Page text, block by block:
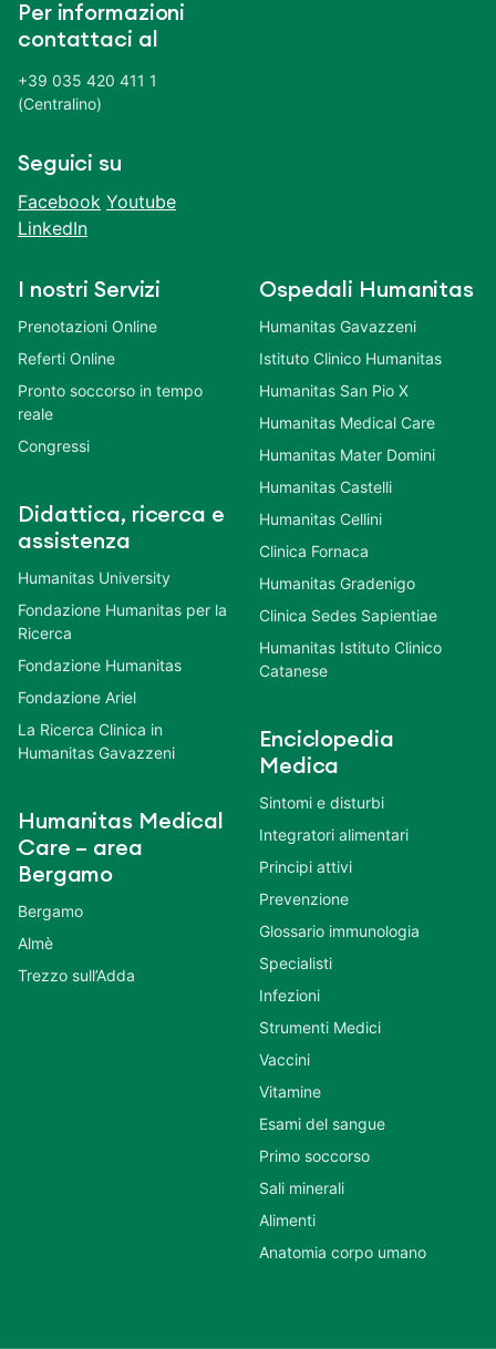
Per informazioni
contattaci al
+39 035 420 411 1
(Centralino)
Seguici su
Facebook Youtube
LinkedIn
I nostri Servizi
Prenotazioni Online
Referti Online
Pronto soccorso in tempo
reale
Congressi
Didattica, ricerca e
assistenza
Humanitas University
Fondazione Humanitas per la
Ricerca
Fondazione Humanitas
Fondazione Ariel
La Ricerca Clinica in
Humanitas Gavazzeni
Humanitas Medical
Care – area
Bergamo
Bergamo
Almè
Trezzo sull’Adda
Ospedali Humanitas
Humanitas Gavazzeni
Istituto Clinico Humanitas
Humanitas San Pio X
Humanitas Medical Care
Humanitas Mater Domini
Humanitas Castelli
Humanitas Cellini
Clinica Fornaca
Humanitas Gradenigo
Clinica Sedes Sapientiae
Humanitas Istituto Clinico
Catanese
Enciclopedia
Medica
Sintomi e disturbi
Integratori alimentari
Principi attivi
Prevenzione
Glossario immunologia
Specialisti
Infezioni
Strumenti Medici
Vaccini
Vitamine
Esami del sangue
Primo soccorso
Sali minerali
Alimenti
Anatomia corpo umano